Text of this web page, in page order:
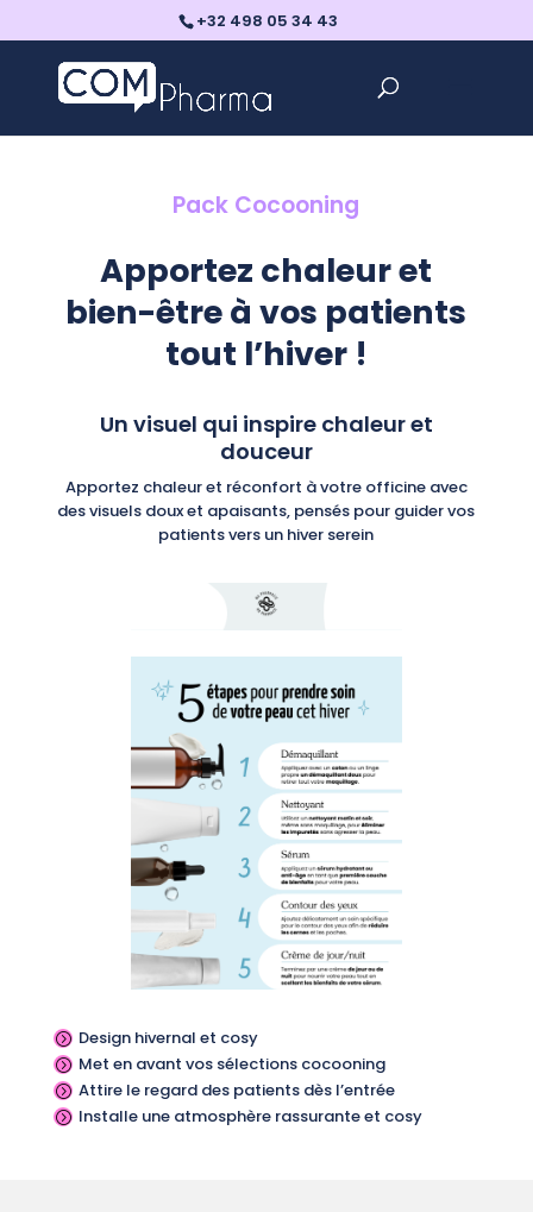
+32 498 05 34 43
Pack Cocooning
Apportez chaleur et
bien-être à vos patients
tout l’hiver !
Un visuel qui inspire chaleur et
douceur
Apportez chaleur et réconfort à votre officine avec
des visuels doux et apaisants, pensés pour guider vos
patients vers un hiver serein
= Design hivernal et cosy
= Met en avant vos sélections cocooning
= Attire le regard des patients dès l’entrée
= Installe une atmosphère rassurante et cosy